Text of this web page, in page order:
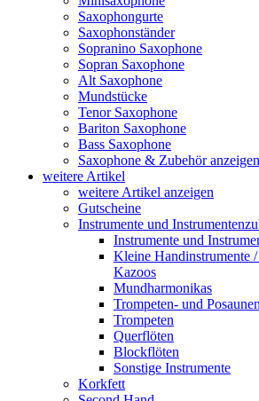
Saxophongurte
Saxophonständer
Sopranino Saxophone
Sopran Saxophone
Alt Saxophone
Mundstücke
Tenor Saxophone
Bariton Saxophone
Bass Saxophone
Saxophone & Zubehör anzeigen
weitere Artikel
weitere Artikel anzeigen
Gutscheine
Instrumente und
Instrumente und
Kleine Handinstrumente
Kazoos
Mundharmonikas
Trompeten- und
Trompeten
Querflöten
Blockflöten
Sonstige Instrumente
Korkfett